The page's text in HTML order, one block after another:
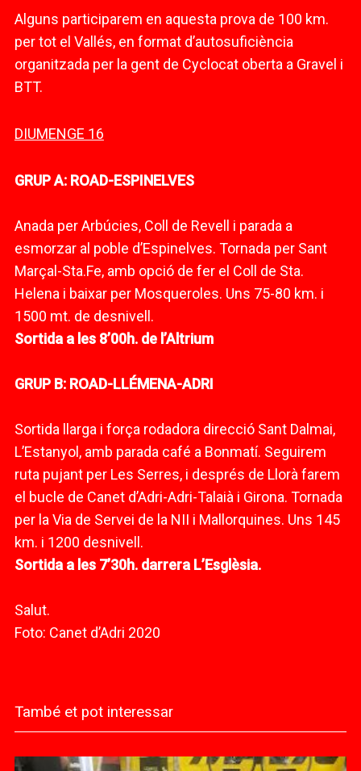
Alguns participarem en aquesta prova de 100 km.
per tot el Vallés, en format d’autosuficiència
organitzada per la gent de Cyclocat oberta a Gravel i
BTT.
DIUMENGE 16
GRUP A: ROAD-ESPINELVES
Anada per Arbúcies, Coll de Revell i parada a
esmorzar al poble d’Espinelves. Tornada per Sant
Marçal-Sta.Fe, amb opció de fer el Coll de Sta.
Helena i baixar per Mosqueroles. Uns 75-80 km. i
1500 mt. de desnivell.
Sortida a les 8’00h. de l’Altrium
GRUP B: ROAD-LLÉMENA-ADRI
Sortida llarga i força rodadora direcció Sant Dalmai,
L’Estanyol, amb parada café a Bonmatí. Seguirem
ruta pujant per Les Serres, i després de Llorà farem
el bucle de Canet d’Adri-Adri-Talaià i Girona. Tornada
per la Via de Servei de la NII i Mallorquines. Uns 145
km. i 1200 desnivell.
Sortida a les 7’30h. darrera L’Esglèsia.
Salut.
Foto: Canet d’Adri 2020
També et pot interessar